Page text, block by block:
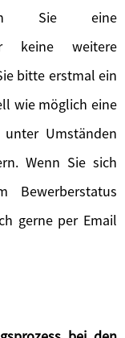
Sie eine
keine weitere
bitte erstmal ein
wie möglich eine
Umständen
Wenn Sie sich
gerne per Email